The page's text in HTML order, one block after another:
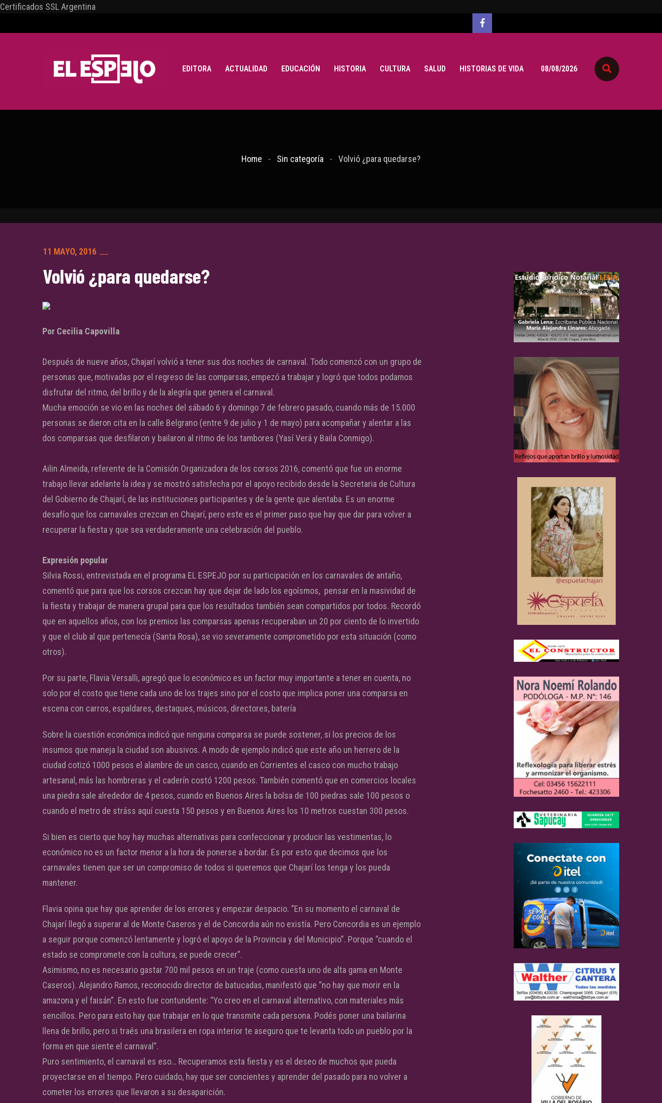
Certificados SSL Argentina
EDITORA ACTUALIDAD EDUCACIÓN HISTORIA CULTURA SALUD HISTORIAS DE VIDA 08/08/2026
Home Sin categoría Volvió ¿para quedarse?
11 MAYO, 2016
Volvió ¿para quedarse?
Por Cecilia Capovilla
Después de nueve años, Chajarí volvió a tener sus dos noches de carnaval. Todo comenzó con un grupo de
personas que, motivadas por el regreso de las comparsas, empezó a trabajar y logró que todos podamos
disfrutar del ritmo, del brillo y de la alegría que genera el carnaval.
Mucha emoción se vio en las noches del sábado 6 y domingo 7 de febrero pasado, cuando más de 15.000
personas se dieron cita en la calle Belgrano (entre 9 de julio y 1 de mayo) para acompañar y alentar a las
dos comparsas que desfilaron y bailaron al ritmo de los tambores (Yasí Verá y Baila Conmigo).
Ailin Almeida, referente de la Comisión Organizadora de los corsos 2016, comentó que fue un enorme
trabajo llevar adelante la idea y se mostró satisfecha por el apoyo recibido desde la Secretaria de Cultura
del Gobierno de Chajarí, de las instituciones participantes y de la gente que alentaba. Es un enorme
desafío que los carnavales crezcan en Chajarí, pero este es el primer paso que hay que dar para volver a
recuperar la fiesta y que sea verdaderamente una celebración del pueblo.
Expresión popular
Silvia Rossi, entrevistada en el programa EL ESPEJO por su participación en los carnavales de antaño,
comentó que para que los corsos crezcan hay que dejar de lado los egoísmos, pensar en la masividad de
la fiesta y trabajar de manera grupal para que los resultados también sean compartidos por todos. Recordó
que en aquellos años, con los premios las comparsas apenas recuperaban un 20 por ciento de lo invertido
y que el club al que pertenecía (Santa Rosa), se vio severamente comprometido por esta situación (como
otros).
Por su parte, Flavia Versalli, agregó que lo económico es un factor muy importante a tener en cuenta, no
solo por el costo que tiene cada uno de los trajes sino por el costo que implica poner una comparsa en
escena con carros, espaldares, destaques, músicos, directores, batería
Sobre la cuestión económica indicó que ninguna comparsa se puede sostener, si los precios de los
insumos que maneja la ciudad son abusivos. A modo de ejemplo indicó que este año un herrero de la
ciudad cotizó 1000 pesos el alambre de un casco, cuando en Corrientes el casco con mucho trabajo
artesanal, más las hombreras y el caderín costó 1200 pesos. También comentó que en comercios locales
una piedra sale alrededor de 4 pesos, cuando en Buenos Aires la bolsa de 100 piedras sale 100 pesos o
cuando el metro de stráss aquí cuesta 150 pesos y en Buenos Aires los 10 metros cuestan 300 pesos.
Si bien es cierto que hoy hay muchas alternativas para confeccionar y producir las vestimentas, lo
económico no es un factor menor a la hora de ponerse a bordar. Es por esto que decimos que los
carnavales tienen que ser un compromiso de todos si queremos que Chajarí los tenga y los pueda
mantener.
Flavia opina que hay que aprender de los errores y empezar despacio. “En su momento el carnaval de
Chajarí llegó a superar al de Monte Caseros y el de Concordia aún no existía. Pero Concordia es un ejemplo
a seguir porque comenzó lentamente y logró el apoyo de la Provincia y del Municipio”. Porque “cuando el
estado se compromete con la cultura, se puede crecer”.
Asimismo, no es necesario gastar 700 mil pesos en un traje (como cuesta uno de alta gama en Monte
Caseros). Alejandro Ramos, reconocido director de batucadas, manifestó que “no hay que morir en la
amazona y el faisán”. En esto fue contundente: “Yo creo en el carnaval alternativo, con materiales más
sencillos. Pero para esto hay que trabajar en lo que transmite cada persona. Podés poner una bailarina
llena de brillo, pero si traés una brasilera en ropa interior te aseguro que te levanta todo un pueblo por la
forma en que siente el carnaval”.
Puro sentimiento, el carnaval es eso… Recuperamos esta fiesta y es el deseo de muchos que pueda
proyectarse en el tiempo. Pero cuidado, hay que ser concientes y aprender del pasado para no volver a
cometer los errores que llevaron a su desaparición.